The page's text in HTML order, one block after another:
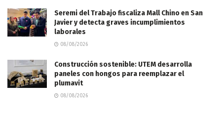
Seremi del Trabajo fiscaliza Mall Chino en San
Javier y detecta graves incumplimientos
laborales
08/08/2026
Construcción sostenible: UTEM desarrolla
paneles con hongos para reemplazar el
plumavit
08/08/2026